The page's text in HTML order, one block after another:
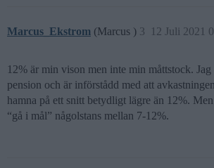
Marcus_Ekstrom (Marcus ) 12 Juli 2021
3
12% är min vison men inte min måttstock. Jag
pension och är införstådd med att
hamna på ett snitt betydligt lägre än 12%.
“gå i mål” någolstans mellan 7-12%.